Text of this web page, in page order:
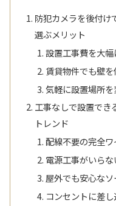
防犯カメラを後付け
選ぶメリット
設置工事費を大
賃貸物件でも壁
気軽に設置場所
工事なしで設置でき
トレンド
配線不要の完全
電源工事がいら
屋外でも安心な
コンセントに差